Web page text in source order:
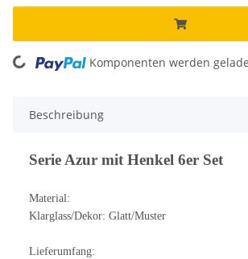
Loading... Komponenten werden
Beschreibung
Serie Azur mit Henkel 6er Set
Material:
Klarglass/Dekor: Glatt/Muster
Lieferumfang: